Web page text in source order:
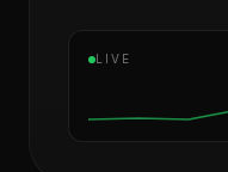
LIVE